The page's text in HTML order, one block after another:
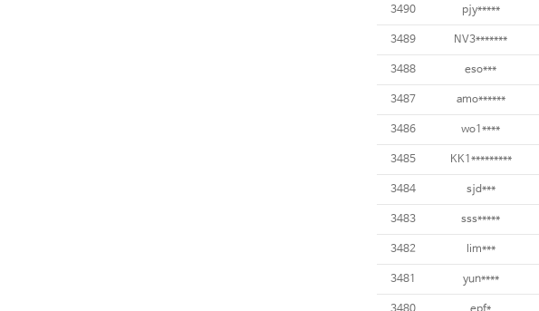
3490 pjy*****
3489 NV3*******
3488 eso***
3487 amo******
3486 wo1****
3485 KK1*********
3484 sjd***
3483 sss*****
3482 lim***
3481 yun****